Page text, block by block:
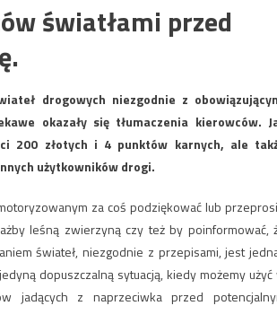
światłami przed
drogowych niezgodnie z
okazały się tłumaczenia kierowców.
200 złotych i 4 punktów karnych, ale
użytkowników drogi.
za coś podziękować lub
leśną zwierzyną czy też by poinformować,
świateł, niezgodnie z przepisami, jest
dopuszczalną sytuacją, kiedy możemy użyć
jadących z naprzeciwka przed